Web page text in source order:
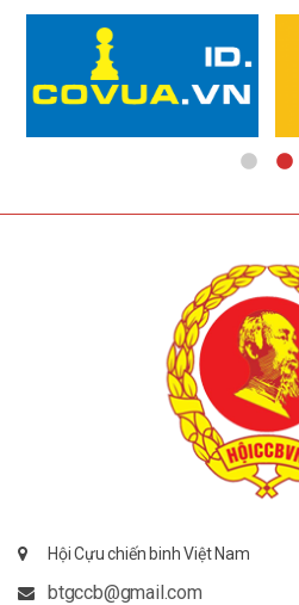
Hội Cựu chiến binh Việt Nam
btgccb@gmail.com